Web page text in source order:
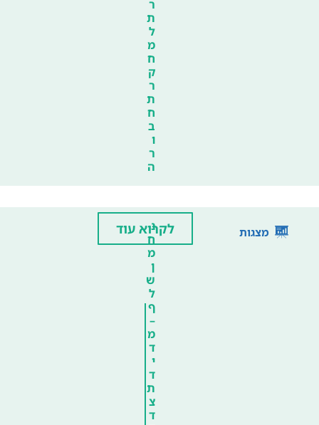
ר
ת
ל
מ
ח
ק
ר
ת
ח
ב
ו
ר
ה
מצגות
נ
ח
מ
ן
ש
ל
ף
–
מ
ד
י
ד
ת
צ
ד
לקרוא עוד